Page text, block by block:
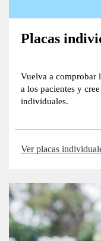
Placas
Vuelva a comprobar
a los pacientes y
individuales.
Ver placas